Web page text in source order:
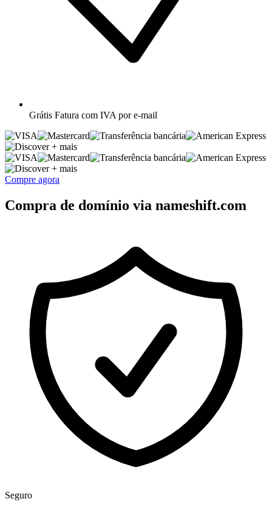
Grátis Fatura com IVA por e-mail
+ mais
+ mais
Compre agora
Compra de domínio via nameshift.com
Seguro